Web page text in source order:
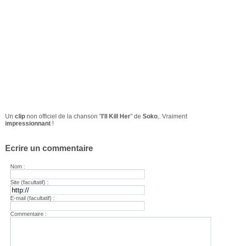
Un clip non officiel de la chanson " I'll Kill Her" de Soko,. Vraiment
impressionnant !
Ecrire un commentaire
Nom :
Site (facultatif) :
E-mail (facultatif) :
Commentaire :